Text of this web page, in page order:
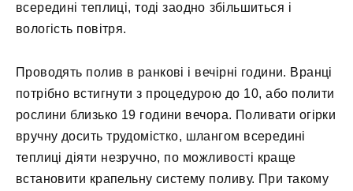
всередині теплиці, тоді заодно збільшиться і
вологість повітря.
Проводять полив в ранкові і вечірні години. Вранці
потрібно встигнути з процедурою до 10, або полити
рослини близько 19 години вечора. Поливати огірки
вручну досить трудомістко, шлангом всередині
теплиці діяти незручно, по можливості краще
встановити крапельну систему поливу. При такому